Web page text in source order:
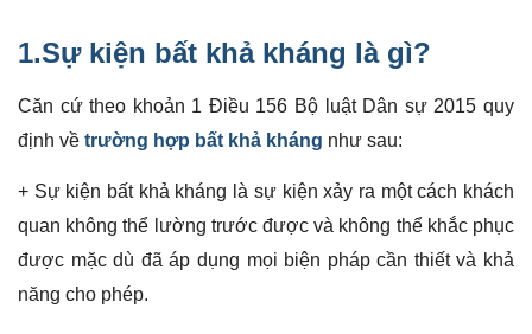
1.Sự kiện bất khả kháng là gì?
Căn cứ theo khoản 1 Điều 156 Bộ luật Dân sự 2015 quy
định về trường hợp bất khả kháng như sau:
+ Sự kiện bất khả kháng là sự kiện xảy ra một cách khách
quan không thể lường trước được và không thể khắc phục
được mặc dù đã áp dụng mọi biện pháp cần thiết và khả
năng cho phép.